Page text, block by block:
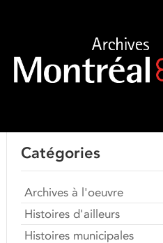
Catégories
Archives à l'oeuvre
Histoires d'ailleurs
Histoires municipales